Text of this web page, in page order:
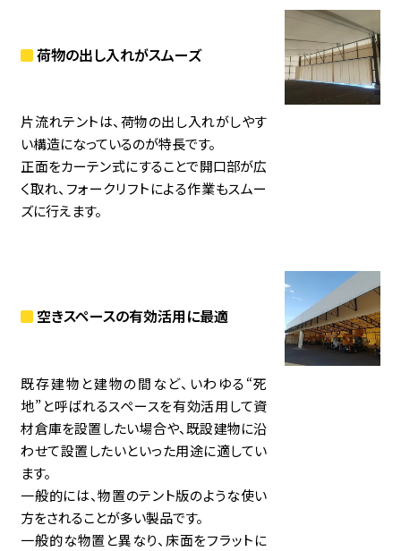
荷物の出し入れがスムーズ
片流れテントは、荷物の出し入れがしやす
い構造になっているのが特長です。
正面をカーテン式にすることで開口部が広
く取れ、フォークリフトによる作業もスムー
ズに行えます。
空きスペースの有効活用に最適
既存建物と建物の間など、いわゆる“死
地”と呼ばれるスペースを有効活用して資
材倉庫を設置したい場合や、既設建物に沿
わせて設置したいといった用途に適してい
ます。
一般的には、物置のテント版のような使い
方をされることが多い製品です。
一般的な物置と異なり、床面をフラットに